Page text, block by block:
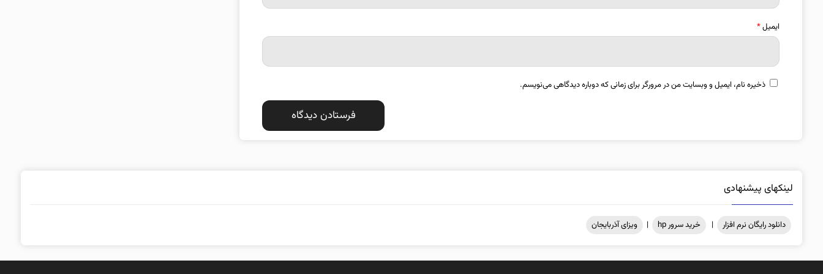
ایمیل*
ذخیره نام، ایمیل و وبسایت من در مرورگر برای زمانی که دوباره دیدگاهی می‌نویسم.
لینکهای پیشنهادی
دانلود رایگان نرم افزار | خرید سرور hp | ویزای آذربایجان